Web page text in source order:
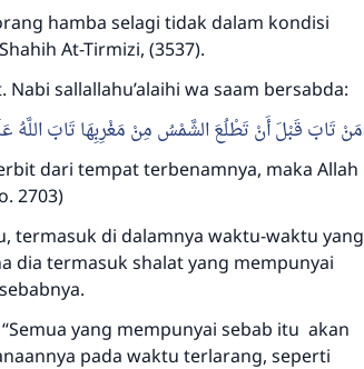
hamba selagi tidak dalam kondisi
At-Tirmizi, (3537).
sallallahu’alaihi wa saam bersabda:
مَنْ تَابَ قَبْلَ أَنْ تَطْلُعَ الشَّمْسُ مِنْ مَغْرِبِهَا تَابَ اللَّهُ
dari tempat terbenamnya, maka Allah
2703)
termasuk di dalamnya waktu-waktu yang
dia termasuk shalat yang mempunyai
yang mempunyai sebab itu akan
pada waktu terlarang, seperti
menyelamatkan
jawaban untuk umat
kebaikan, meka dia akan
sama dengan orang yang
1893